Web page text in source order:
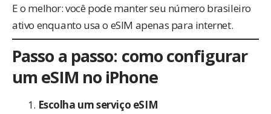
E o melhor: você pode manter seu número brasileiro
ativo enquanto usa o eSIM apenas para internet.
Passo a passo: como configurar
um eSIM no iPhone
Escolha um serviço eSIM